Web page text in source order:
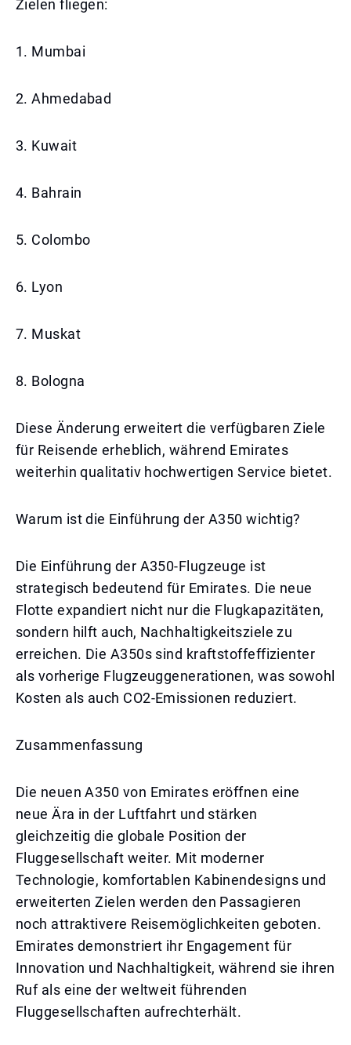
Zielen fliegen:
1. Mumbai
2. Ahmedabad
3. Kuwait
4. Bahrain
5. Colombo
6. Lyon
7. Muskat
8. Bologna
Diese Änderung erweitert die verfügbaren Ziele
für Reisende erheblich, während Emirates
weiterhin qualitativ hochwertigen Service bietet.
Warum ist die Einführung der A350 wichtig?
Die Einführung der A350-Flugzeuge ist
strategisch bedeutend für Emirates. Die neue
Flotte expandiert nicht nur die Flugkapazitäten,
sondern hilft auch, Nachhaltigkeitsziele zu
erreichen. Die A350s sind kraftstoffeffizienter
als vorherige Flugzeuggenerationen, was sowohl
Kosten als auch CO2-Emissionen reduziert.
Zusammenfassung
Die neuen A350 von Emirates eröffnen eine
neue Ära in der Luftfahrt und stärken
gleichzeitig die globale Position der
Fluggesellschaft weiter. Mit moderner
Technologie, komfortablen Kabinendesigns und
erweiterten Zielen werden den Passagieren
noch attraktivere Reisemöglichkeiten geboten.
Emirates demonstriert ihr Engagement für
Innovation und Nachhaltigkeit, während sie ihren
Ruf als eine der weltweit führenden
Fluggesellschaften aufrechterhält.